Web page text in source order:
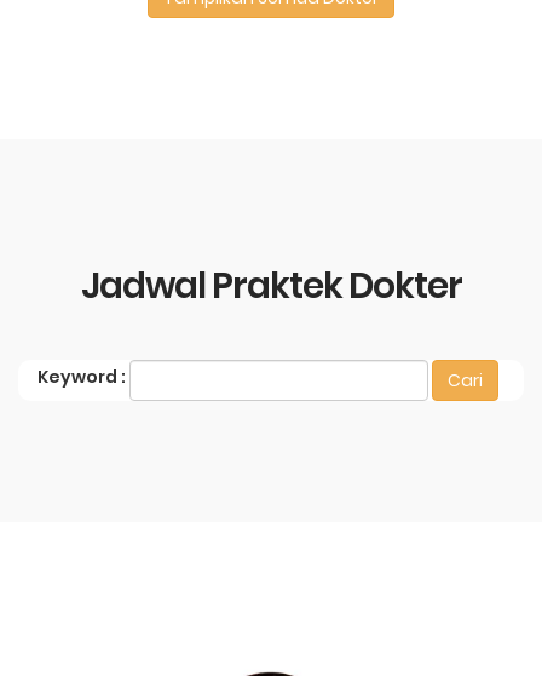
Jadwal Praktek Dokter
Keyword :